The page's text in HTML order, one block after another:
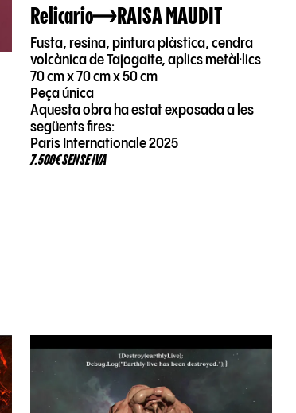
Relicario RAISA MAUDIT
Fusta, resina, pintura plàstica, cendra
volcànica de Tajogaite, aplics metàl·lics
70 cm x 70 cm x 50 cm
Peça única
Aquesta obra ha estat exposada a les
següents fires:
Paris Internationale 2025
7.500€ SENSE IVA